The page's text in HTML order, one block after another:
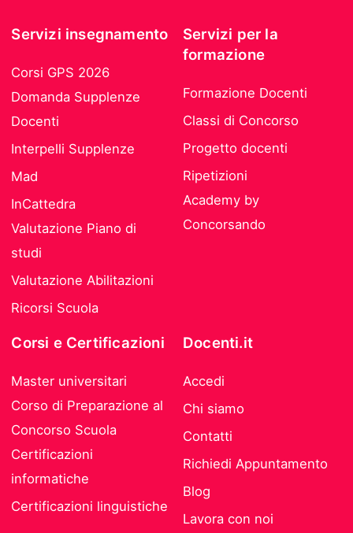
Servizi insegnamento
Corsi GPS 2026
Domanda Supplenze
Docenti
Interpelli Supplenze
Mad
InCattedra
Valutazione Piano di
studi
Valutazione Abilitazioni
Ricorsi Scuola
Servizi per la
formazione
Formazione Docenti
Classi di Concorso
Progetto docenti
Ripetizioni
Academy by
Concorsando
Corsi e Certificazioni
Master universitari
Corso di Preparazione al
Concorso Scuola
Certificazioni
informatiche
Certificazioni linguistiche
Docenti.it
Accedi
Chi siamo
Contatti
Richiedi Appuntamento
Blog
Lavora con noi